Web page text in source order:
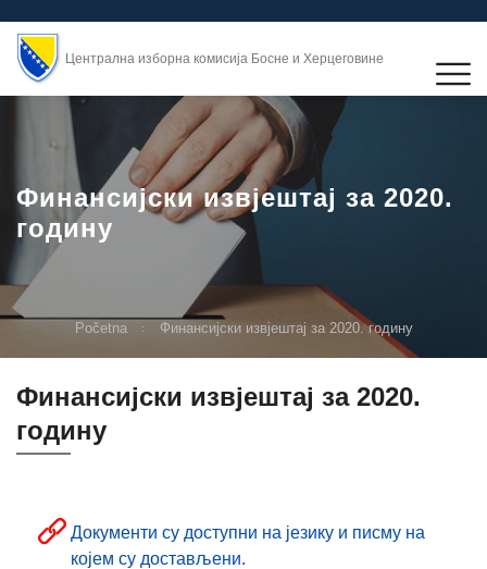
Централна изборна комисија Босне и Херцеговине
Финансијски извјештај за 2020.
годину
Početna Финансијски извјештај за 2020. годину
Финансијски извјештај за 2020.
годину
Документи су доступни на језику и писму на
којем су достављени.